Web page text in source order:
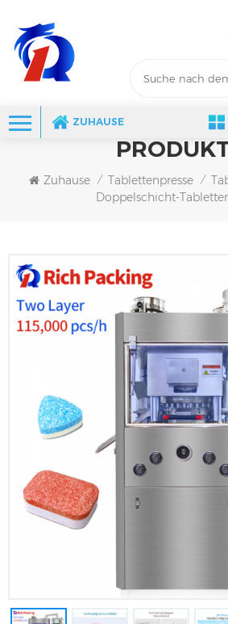
ZUHAUSE
Zuhause / Tablettenpresse /
Doppelschicht-